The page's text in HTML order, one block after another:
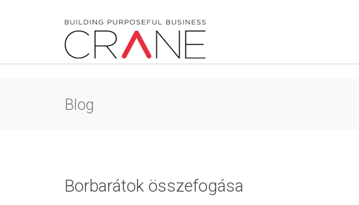
Blog
Borbarátok összefogása